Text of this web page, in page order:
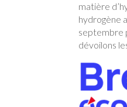
matière
hydrogène
septembre
dévoilons